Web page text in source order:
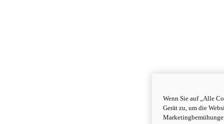
Wenn Sie auf „Alle
Gerät zu, um die